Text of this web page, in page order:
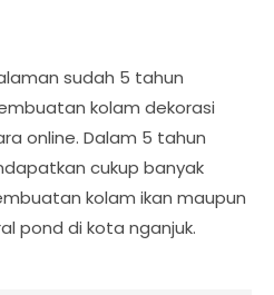
sudah 5 tahun
kolam dekorasi
online. Dalam 5 tahun
cukup banyak
kolam ikan maupun
pond di kota nganjuk.